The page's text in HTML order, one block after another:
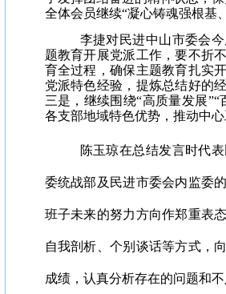
全体会员继续“凝心铸魂强根基
李捷对民进中山市委会
题教育开展党派工作，要不折
育全过程，确保主题教育扎实
党派特色经验，提炼总结好的
三是，继续围绕“高质量发展
各支部地域特色优势，推动中心
陈玉琼在总结发言时代
委统战部及民进市委会内监委
班子未来的努力方向作郑重表
自我剖析、个别谈话等方式，
成绩，认真分析存在的问题和